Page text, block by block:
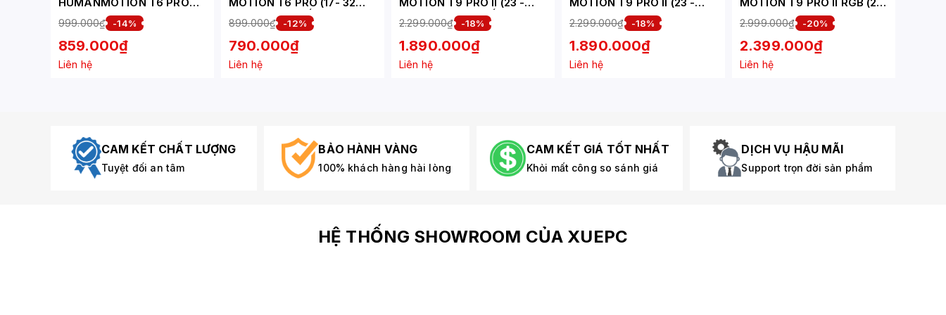
2025 HPW-T6P.2025-SLV
TRẮNG XÁM (17- 32 INCH)
999.000₫ -14%
859.000₫
Liên hệ
INCH) MÀU TRẮNG BẠC
899.000₫ -12%
790.000₫
Liên hệ
43INCH) MÀU TRẮNG
2.299.000₫ -18%
1.890.000₫
Liên hệ
43INCH) MÀU XÁM
2.299.000₫ -18%
1.890.000₫
Liên hệ
- 43INCH) MÀU XÁM
2.999.000₫ -20%
2.399.000₫
Liên hệ
CAM KẾT CHẤT LƯỢNG
Tuyệt đối an tâm
BẢO HÀNH VÀNG
100% khách hàng hài lòng
CAM KẾT GIÁ TỐT NHẤT
Khỏi mất công so sánh giá
DỊCH VỤ HẬU MÃI
Support trọn đời sản phẩm
HỆ THỐNG SHOWROOM CỦA XUEPC